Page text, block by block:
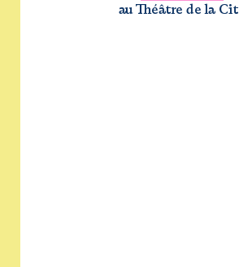
au Théâtre de la